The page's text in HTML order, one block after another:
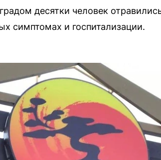
десятки человек
симптомах и госпитализации.